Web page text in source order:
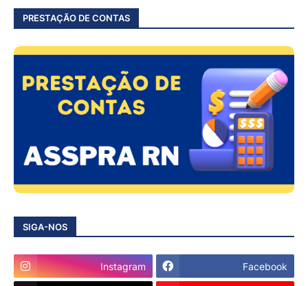
PRESTAÇÃO DE CONTAS
SIGA-NOS
Instagram Facebook